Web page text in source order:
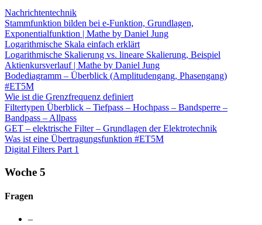
Nachrichtentechnik
Stammfunktion bilden bei e-Funktion, Grundlagen,
Exponentialfunktion | Mathe by Daniel Jung
Logarithmische Skala einfach erklärt
Logarithmische Skalierung vs. lineare Skalierung, Beispiel
Aktienkursverlauf | Mathe by Daniel Jung
Bodediagramm – Überblick (Amplitudengang, Phasengang)
#ET5M
Wie ist die Grenzfrequenz definiert
Filtertypen Überblick – Tiefpass – Hochpass – Bandsperre –
Bandpass – Allpass
GET – elektrische Filter – Grundlagen der Elektrotechnik
Was ist eine Übertragungsfunktion #ET5M
Digital Filters Part 1
Woche 5
Fragen
–